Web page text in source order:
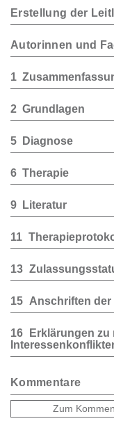
Erstellung der
Autorinnen und
1
2 Grundlagen
5 Diagnose
6 Therapie
9 Literatur
11
13
15 Anschriften der
16
Erklärungen zu
Kommentare